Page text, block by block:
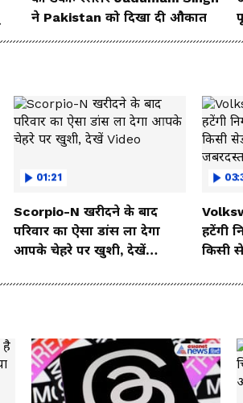
ने Pakistan को दिखा दी औकात
01:21
Scorpio-N खरीदने के बाद
परिवार का ऐसा डांस ला देगा
आपके चेहरे पर खुशी, देखें
हटेंगी
किसी